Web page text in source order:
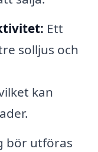
Ett
solljus och
kan
bör utföras